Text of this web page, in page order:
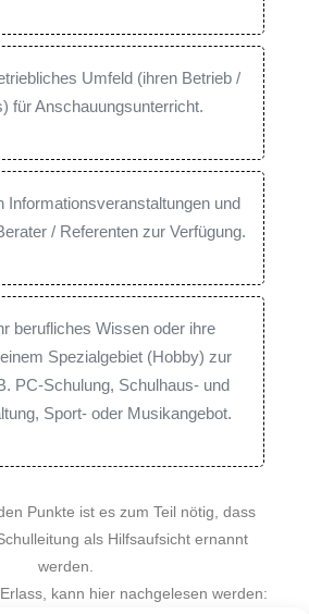
Umfeld (ihren Betrieb /
für Anschauungsunterricht.
Informationsveranstaltungen und
/ Referenten zur Verfügung.
berufliches Wissen oder ihre
Spezialgebiet (Hobby) zur
PC-Schulung, Schulhaus- und
Sport- oder Musikangebot.
Punkte ist es zum Teil nötig, dass
als Hilfsaufsicht ernannt
werden.
kann hier nachgelesen werden: